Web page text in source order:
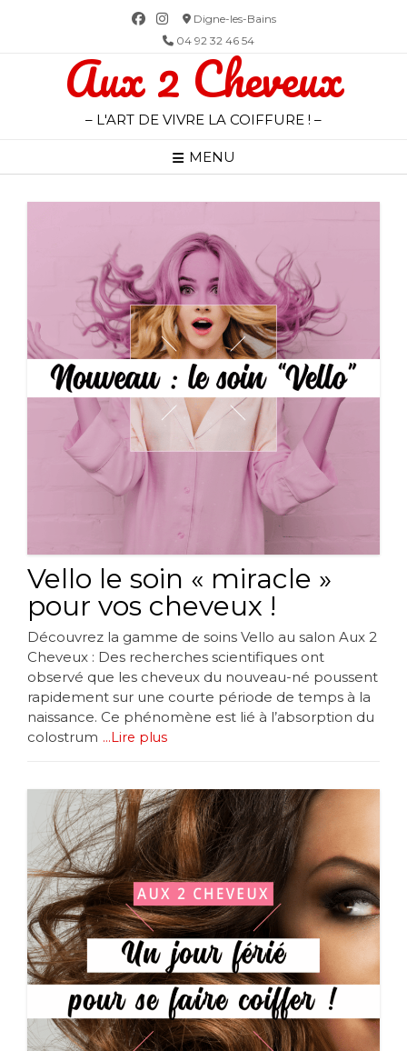
Digne-les-Bains
04 92 32 46 54
Aux 2 Cheveux
– L'ART DE VIVRE LA COIFFURE ! –
MENU
Vello le soin « miracle »
pour vos cheveux !
Découvrez la gamme de soins Vello au salon Aux 2
Cheveux : Des recherches scientifiques ont
observé que les cheveux du nouveau-né poussent
rapidement sur une courte période de temps à la
naissance. Ce phénomène est lié à l’absorption du
colostrum ...Lire plus